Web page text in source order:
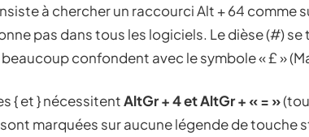
à chercher un raccourci Alt + 64 comme
pas dans tous les logiciels. Le dièse (#) se
confondent avec le symbole « £ »
{ et } nécessitentAltGr + 4 et AltGr + « = »
marquées sur aucune légende de touche